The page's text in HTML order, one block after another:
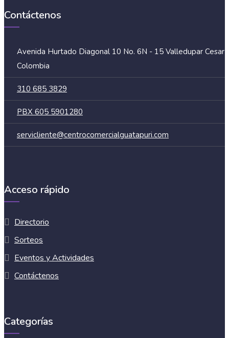
Contáctenos
Avenida Hurtado Diagonal 10 No. 6N - 15 Valledupar Cesar
Colombia
310 685 3829
PBX 605 5901280
servicliente@centrocomercialguatapuri.com
Acceso rápido
Directorio
Sorteos
Eventos y Actividades
Contáctenos
Categorías